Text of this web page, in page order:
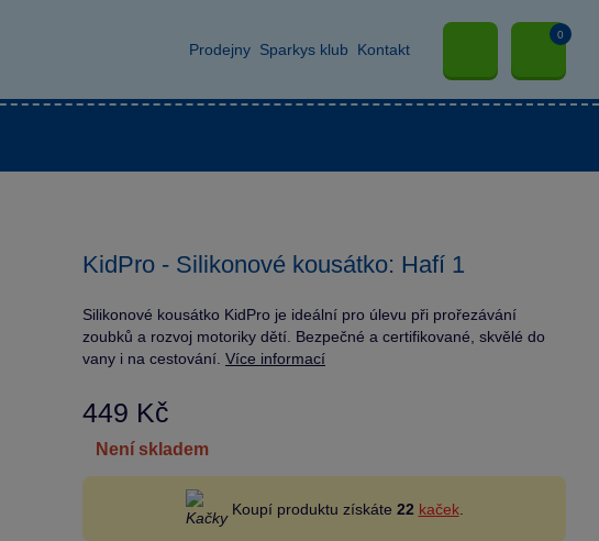
Prodejny Sparkys klub Kontakt
0
KidPro - Silikonové kousátko: Hafí 1
Silikonové kousátko KidPro je ideální pro úlevu při prořezávání
zoubků a rozvoj motoriky dětí. Bezpečné a certifikované, skvělé do
vany i na cestování. Více informací
449 Kč
není skladem
Koupí produktu získáte 22 kaček.